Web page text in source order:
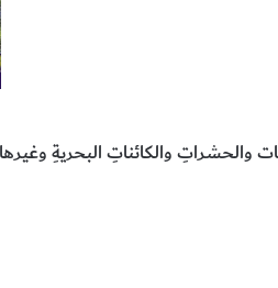
والحشراتِ والكائناتِ البحريةِ